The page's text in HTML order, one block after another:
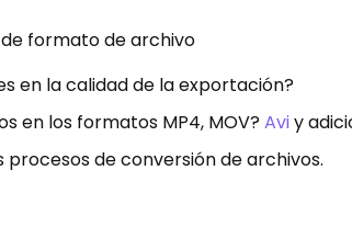
formato de archivo
en la calidad de la exportación?
en los formatos MP4, MOV?Aviy
de conversión de archivos.